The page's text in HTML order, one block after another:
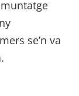
se’n va